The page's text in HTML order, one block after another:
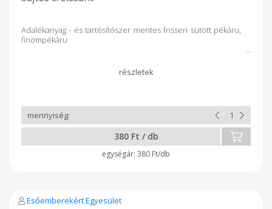
Adalékanyag - és tartósítószer mentes frissen sütött pékáru,
finompékáru
380 Ft / db
380 Ft/db
Esőemberekért Egyesület